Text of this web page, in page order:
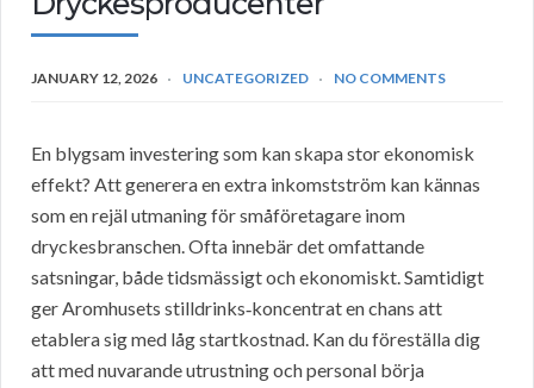
JANUARY 12, 2026 UNCATEGORIZED NO COMMENTS
En blygsam investering som kan skapa stor ekonomisk
effekt? Att generera en extra inkomstström kan kännas
som en rejäl utmaning för småföretagare inom
dryckesbranschen. Ofta innebär det omfattande
satsningar, både tidsmässigt och ekonomiskt. Samtidigt
ger Aromhusets stilldrinks‑koncentrat en chans att
etablera sig med låg startkostnad. Kan du föreställa dig
att med nuvarande utrustning och personal börja